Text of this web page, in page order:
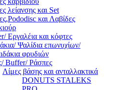
λείανσης και Set
και Λαβίδες
Εργαλέια και κόφτες
Ψαλίδια επωνυχίων/
φρυδιών
Buffer/ Ράσπες
Λίμες βάσης και ανταλλακτικά
DONUTS STALEKS